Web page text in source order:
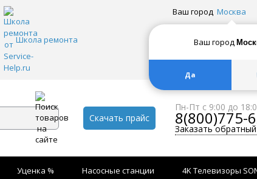
Ваш город
Да
Школа ремонта
Ваш город Москва
Скачать прайс
Пн-Пт с 9:00 до
8(800)775-
Заказать
Уценка % Насосные станции 4K Телевизоры